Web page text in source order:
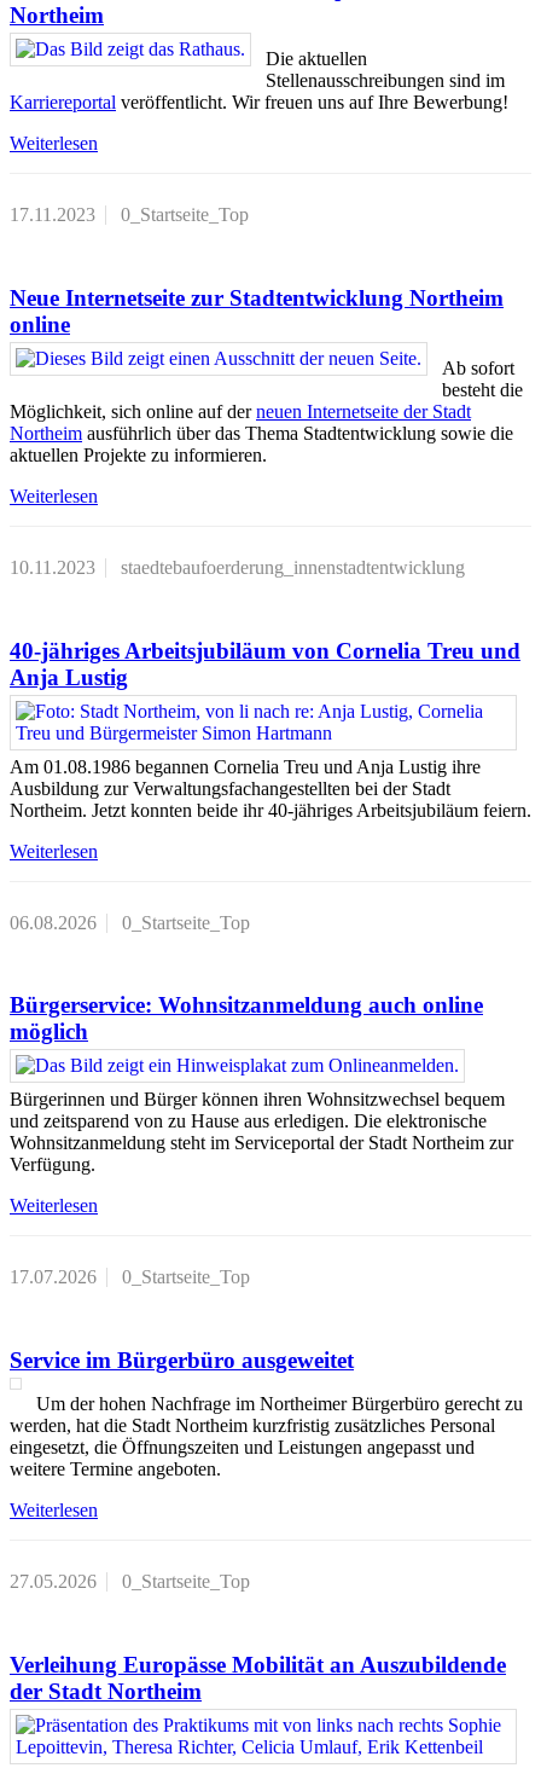
Northeim
Die aktuellen
Stellenausschreibungen sind im
Karriereportal veröffentlicht. Wir freuen uns auf Ihre Bewerbung!
Weiterlesen
17.11.2023 0_Startseite_Top
Neue Internetseite zur Stadtentwicklung Northeim
online
Ab sofort
besteht die
Möglichkeit, sich online auf derneuen Internetseite der Stadt
Northeim ausführlich über das Thema Stadtentwicklung sowie die
aktuellen Projekte zu informieren.
Weiterlesen
10.11.2023 staedtebaufoerderung_innenstadtentwicklung
40-jähriges Arbeitsjubiläum von Cornelia Treu und
Anja Lustig
Am 01.08.1986 begannen Cornelia Treu und Anja Lustig ihre
Ausbildung zur Verwaltungsfachangestellten bei der Stadt
Northeim. Jetzt konnten beide ihr 40-jähriges Arbeitsjubiläum feiern.
Weiterlesen
06.08.2026 0_Startseite_Top
Bürgerservice: Wohnsitzanmeldung auch online
möglich
Bürgerinnen und Bürger können ihren Wohnsitzwechsel bequem
und zeitsparend von zu Hause aus erledigen. Die elektronische
Wohnsitzanmeldung steht im Serviceportal der Stadt Northeim zur
Verfügung.
Weiterlesen
17.07.2026 0_Startseite_Top
Service im Bürgerbüro ausgeweitet
Um der hohen Nachfrage im Northeimer Bürgerbüro gerecht zu
werden, hat die Stadt Northeim kurzfristig zusätzliches Personal
eingesetzt, die Öffnungszeiten und Leistungen angepasst und
weitere Termine angeboten.
Weiterlesen
27.05.2026 0_Startseite_Top
Verleihung Europässe Mobilität an Auszubildende
der Stadt Northeim